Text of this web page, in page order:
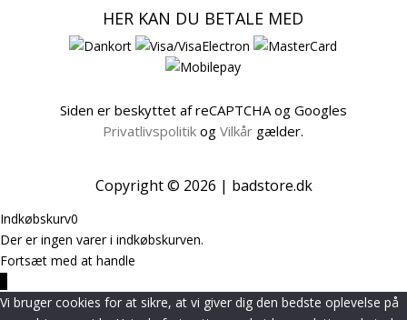
HER KAN DU BETALE MED
Siden er beskyttet af reCAPTCHA og Googles
Privatlivspolitik ogVilkår gælder.
Copyright © 2026 | badstore.dk
Indkøbskurv0
Der er ingen varer i indkøbskurven.
Fortsæt med at handle
Vi bruger cookies for at sikre, at vi giver dig den bedste oplevelse på